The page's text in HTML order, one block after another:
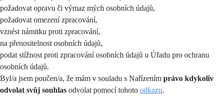
požadovat opravu či výmaz mých osobních údajů,
požadovat omezení zpracování,
vznést námitku proti zpracování,
na přenositelnost osobních údajů,
podat stížnost proti zpracování osobních údajů u Úřadu pro ochranu
osobních údajů.
Byl/a jsem poučen/a, že mám v souladu s Nařízením právo kdykoliv
odvolat svůj souhlas odvolat pomocí tohoto odkazu.